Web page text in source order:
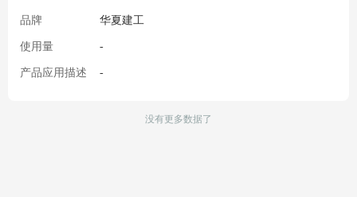
品牌 华夏建工
使用量 -
产品应用描述 -
没有更多数据了